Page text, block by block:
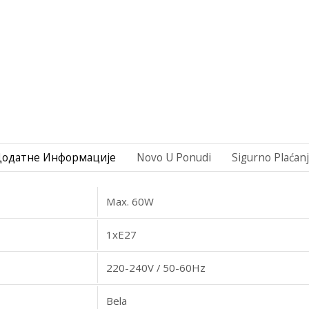
Информације Novo U Ponudi Sigurno
Max. 60W
1xE27
220-240V / 50-60Hz
Bela